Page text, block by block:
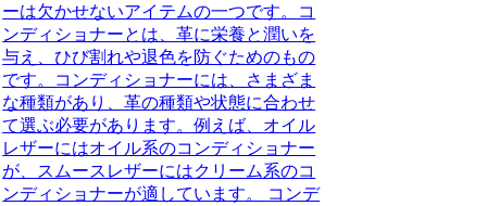
ーは欠かせないアイテムの一つです。コ
ンディショナーとは、革に栄養と潤いを
与え、ひび割れや退色を防ぐためのもの
です。コンディショナーには、さまざま
な種類があり、革の種類や状態に合わせ
て選ぶ必要があります。例えば、オイル
レザーにはオイル系のコンディショナー
が、スムースレザーにはクリーム系のコ
ンディショナーが適しています。 コンデ